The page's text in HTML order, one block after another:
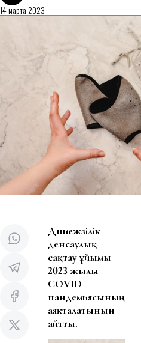
14 марта 2023
Дүниежүзілік
денсаулық
сақтау ұйымы
2023 жылы
COVID
пандемиясының
аяқталатынын
айтты.